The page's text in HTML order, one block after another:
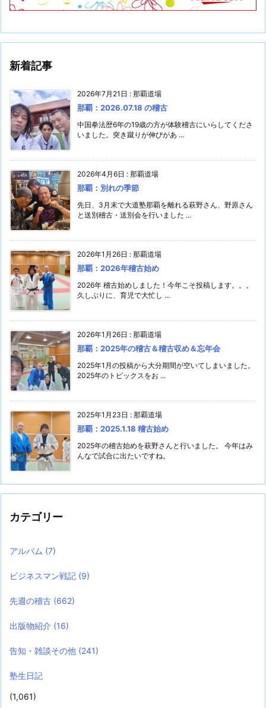
新着記事
2026年7月21日 : 那覇道場
那覇：2026.07.18 の稽古
中国拳法歴6年の19歳の方が体験稽古にいらしてくださ
いました。突き蹴りが伸びがあ ...
2026年4月6日 : 那覇道場
那覇：別れの季節
先日、3月末で大道塾那覇を離れる萩野さん、野原さん
と送別稽古・送別会を行いました ...
2026年1月26日 : 那覇道場
那覇：2026年稽古始め
2026年 稽古始めしました！今年こそ投稿します。。。
久しぶりに、育児で大忙し ...
2026年1月26日 : 那覇道場
那覇：2025年の稽古＆稽古収め＆忘年会
2025年1月の投稿から大分期間が空いてしまいました。
2025年のトピックスをお ...
2025年1月23日 : 那覇道場
那覇：2025.1.18 稽古始め
2025年の稽古始めを萩野さんと行いました。 今年はみ
んなで試合に出たいですね。
カテゴリー
アルバム (7)
ビジネスマン戦記 (9)
先週の稽古 (662)
出版物紹介 (16)
告知・雑談その他 (241)
塾生日記
(1,061)